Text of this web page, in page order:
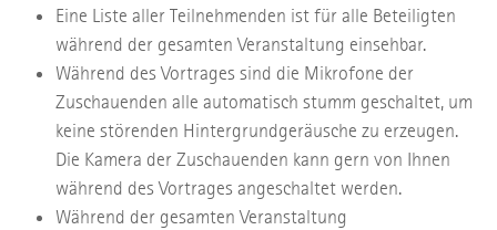
Eine Liste aller Teilnehmenden ist für alle Beteiligten
während der gesamten Veranstaltung einsehbar.
Während des Vortrages sind die Mikrofone der
Zuschauenden alle automatisch stumm geschaltet, um
keine störenden Hintergrundgeräusche zu erzeugen.
Die Kamera der Zuschauenden kann gern von Ihnen
während des Vortrages angeschaltet werden.
Während der gesamten Veranstaltung